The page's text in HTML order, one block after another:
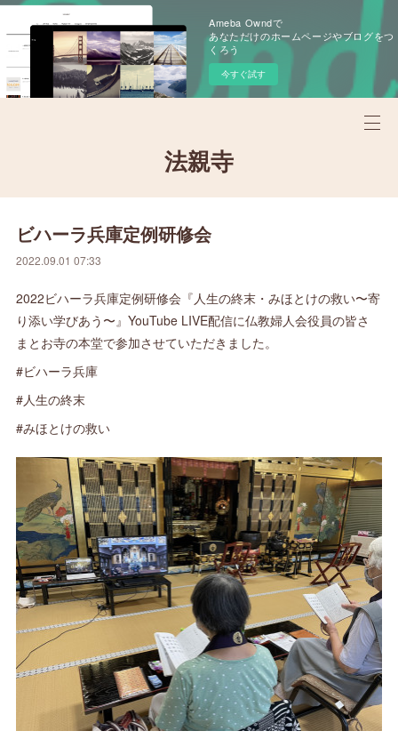
Ameba Owndで
あなただけのホームページやブログをつ
くろう
今すぐ試す
法親寺
ビハーラ兵庫定例研修会
2022.09.01 07:33
2022ビハーラ兵庫定例研修会『人生の終末・みほとけの救い〜寄
り添い学びあう〜』YouTube LIVE配信に仏教婦人会役員の皆さ
まとお寺の本堂で参加させていただきました。
#ビハーラ兵庫
#人生の終末
#みほとけの救い